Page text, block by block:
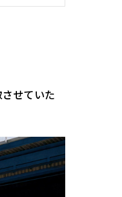
せていた